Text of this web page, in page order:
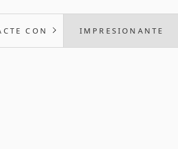
CON IMPRESIONANTE